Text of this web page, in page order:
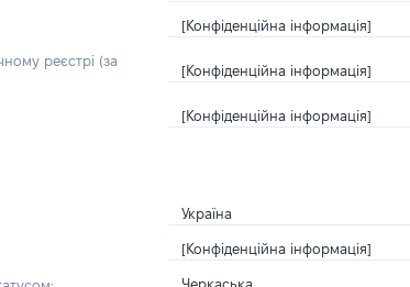
[Конфіденційна інформація]
реєстрі (за
[Конфіденційна інформація]
[Конфіденційна інформація]
Україна
[Конфіденційна інформація]
Черкаська